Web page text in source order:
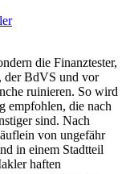
die Finanztester,
der BdVS und vor
ruinieren. So wird
empfohlen, die nach
sind. Nach
von ungefähr
in einem Stadtteil
haften